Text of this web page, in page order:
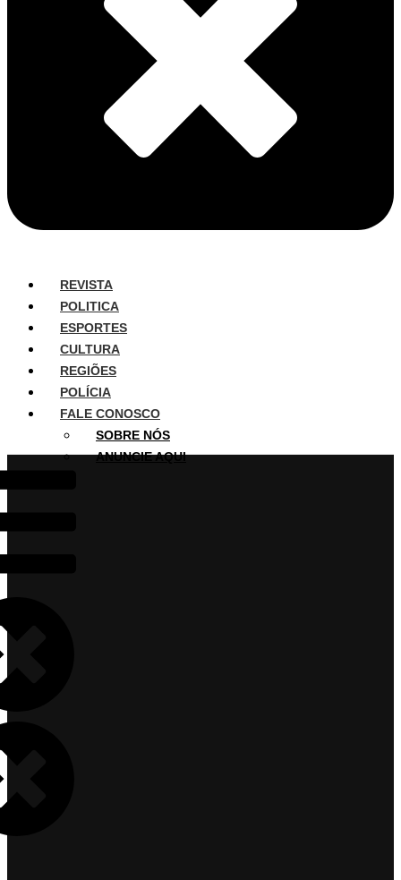
REVISTA
POLITICA
ESPORTES
CULTURA
REGIÕES
POLÍCIA
FALE CONOSCO
SOBRE NÓS
ANUNCIE AQUI